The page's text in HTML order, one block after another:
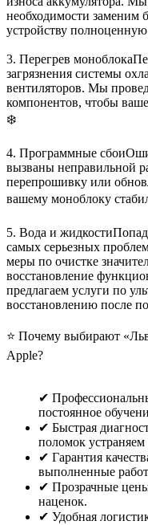
необходимости заменим
устройству полноценную
3. Перегрев
загрязнения системы
вентиляторов. Мы
компонентов, чтобы ваше
❄️
4. Программные
вызваны неправильной
перепрошивку или
вашему моноблоку
5. Вода и
самых серьезных
меры по очистке
восстановление
предлагаем услуги по
восстановлению после
⭐ Почему выбирают
Apple?
✔
постоянное
✔ Быстрая
поломок
✔ Гарантия
выполненные
✔ Прозрачные
наценок.
✔ Удобная